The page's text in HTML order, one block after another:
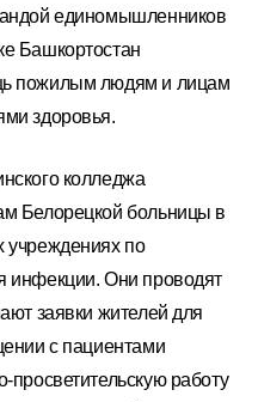
единомышленников
Башкортостан
пожилым людям и лицам
здоровья.
колледжа
Белорецкой больницы в
учреждениях по
инфекции. Они проводят
заявки жителей для
с пациентами
просветительскую работу